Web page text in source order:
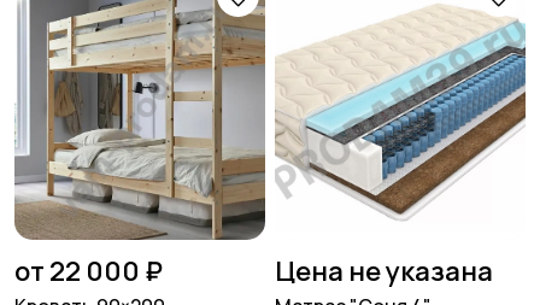
от 22 000 ₽ Цена не указана